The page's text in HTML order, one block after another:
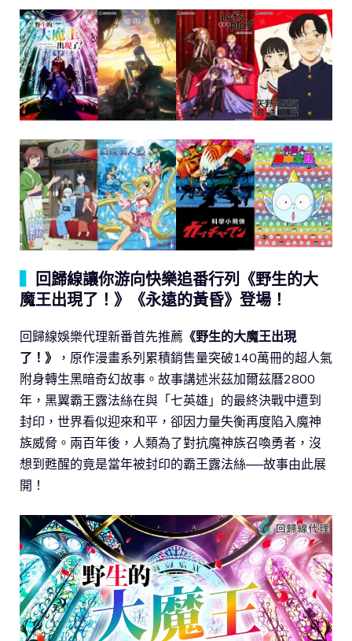
回歸線讓你游向快樂追番行列《野生的大
魔王出現了！》《永遠的黃昏》登場！
回歸線娛樂代理新番首先推薦 《野生的大魔王出現
了！》
，原作漫畫系列累積銷售量突破140萬冊的超人氣
附身轉生黑暗奇幻故事。故事講述米茲加爾茲曆2800
年，黑翼霸王露法絲在與「七英雄」的最終決戰中遭到
封印，世界看似迎來和平，卻因力量失衡再度陷入魔神
族威脅。兩百年後，人類為了對抗魔神族召喚勇者，沒
想到甦醒的竟是當年被封印的霸王露法絲──故事由此展
開！